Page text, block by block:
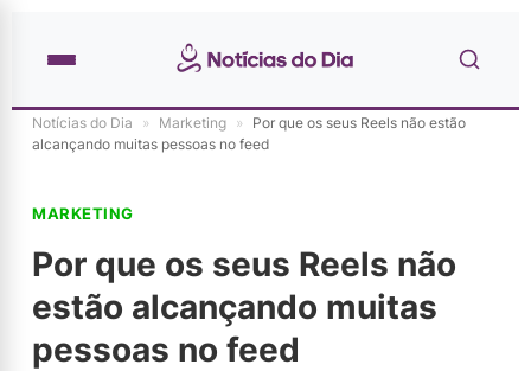
Notícias do Dia » Marketing » Por que os seus Reels não estão
alcançando muitas pessoas no feed
MARKETING
Por que os seus Reels não
estão alcançando muitas
pessoas no feed